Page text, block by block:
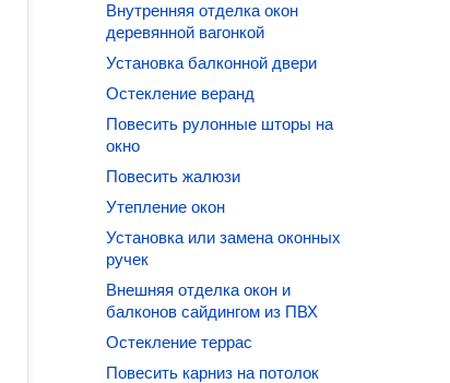
Внутренняя отделка окон
деревянной вагонкой
Установка балконной двери
Остекление веранд
Повесить рулонные шторы на
окно
Повесить жалюзи
Утепление окон
Установка или замена оконных
ручек
Внешняя отделка окон и
балконов сайдингом из ПВХ
Остекление террас
Повесить карниз на потолок